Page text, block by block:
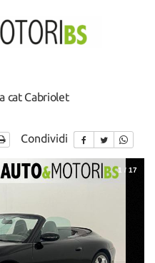
cat Cabriolet
Condividi
1 / 17